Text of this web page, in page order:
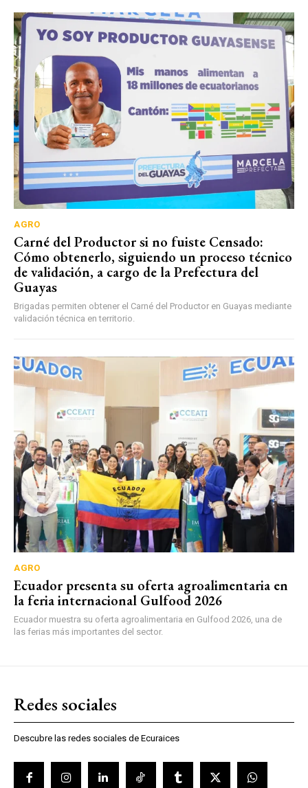
AGRO
Carné del Productor si no fuiste Censado:
Cómo obtenerlo, siguiendo un proceso técnico
de validación, a cargo de la Prefectura del
Guayas
Brigadas permiten obtener el Carné del Productor en Guayas mediante
validación técnica en territorio.
AGRO
Ecuador presenta su oferta agroalimentaria en
la feria internacional Gulfood 2026
Ecuador muestra su oferta agroalimentaria en Gulfood 2026, una de
las ferias más importantes del sector.
Redes sociales
Descubre las redes sociales de Ecuraices